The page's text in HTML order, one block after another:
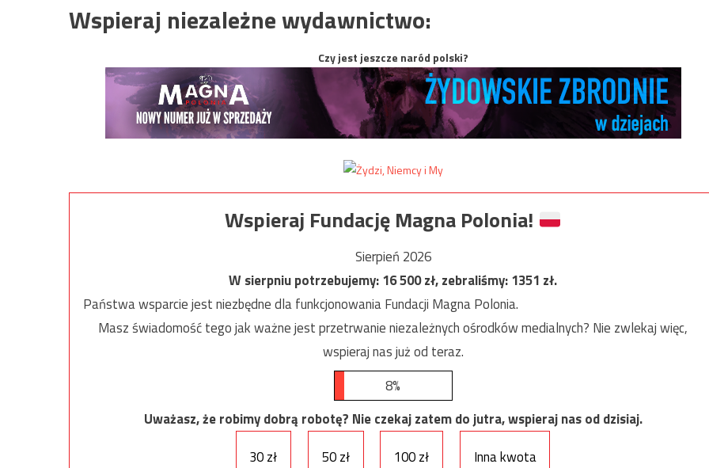
Wspieraj niezależne wydawnictwo:
Czy jest jeszcze naród polski?
Wspieraj Fundację Magna Polonia!
Sierpień 2026
W sierpniu potrzebujemy:16 500zł, zebraliśmy:1351 zł.
Państwa wsparcie jest niezbędne dla funkcjonowania Fundacji Magna Polonia.
Masz świadomość tego jak ważne jest przetrwanie niezależnych ośrodków medialnych? Nie zwlekaj więc,
wspieraj nas już od teraz.
8%
Uważasz, że robimy dobrą robotę? Nie czekaj zatem do jutra, wspieraj nas od dzisiaj.
30 zł
50 zł 100 zł
Inna kwota